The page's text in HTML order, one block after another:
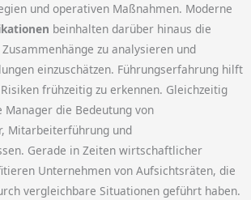
und operativen Maßnahmen. Moderne
beinhalten darüber hinaus die
zu analysieren und
einzuschätzen. Führungserfahrung hilft
frühzeitig zu erkennen. Gleichzeitig
die Bedeutung von
Mitarbeiterführung und
Gerade in Zeiten wirtschaftlicher
Unternehmen von Aufsichtsräten, die
vergleichbare Situationen geführt haben.